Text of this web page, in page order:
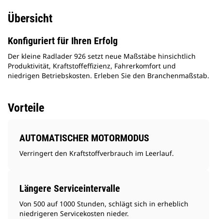
Übersicht
Konfiguriert für Ihren Erfolg
Der kleine Radlader 926 setzt neue Maßstäbe hinsichtlich
Produktivität, Kraftstoffeffizienz, Fahrerkomfort und
niedrigen Betriebskosten. Erleben Sie den Branchenmaßstab.
Vorteile
AUTOMATISCHER MOTORMODUS
Verringert den Kraftstoffverbrauch im Leerlauf.
Längere Serviceintervalle
Von 500 auf 1000 Stunden, schlägt sich in erheblich
niedrigeren Servicekosten nieder.